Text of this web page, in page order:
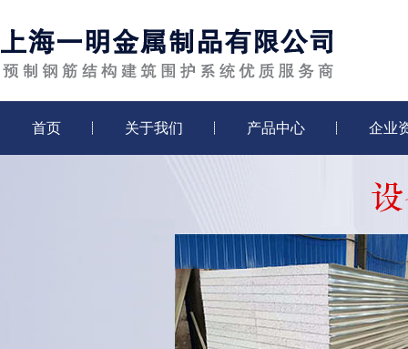
首页 关于我们 产品中心 企业